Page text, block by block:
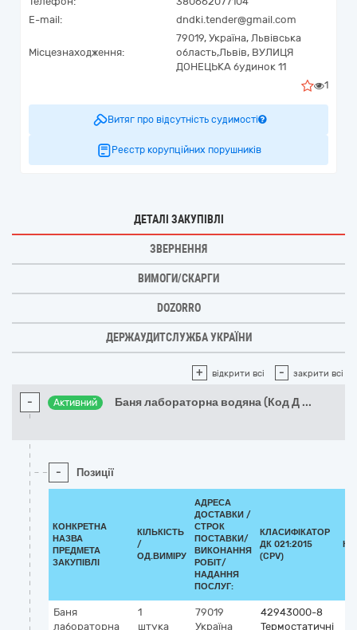
E-mail:
dndki.tender@gmail.com
Місцезнаходження:
79019, Україна, Львівська
область,Львів, ВУЛИЦЯ
ДОНЕЦЬКА будинок 11
1
Витяг про відсутність судимості
Реєстр корупційних порушників
ДЕТАЛІ ЗАКУПІВЛІ
ЗВЕРНЕННЯ
ВИМОГИ/СКАРГИ
DOZORRO
ДЕРЖАУДИТСЛУЖБА УКРАЇНИ
+ відкрити всі - закрити всі
- Активний Баня лабораторна водяна (Код Д ...
- Позиції
КОНКРЕТНА
НАЗВА
ПРЕДМЕТА
ЗАКУПІВЛІ
КІЛЬКІСТЬ
/
ОД.ВИМІРУ
АДРЕСА
ДОСТАВКИ /
СТРОК
ПОСТАВКИ/
ВИКОНАННЯ
РОБІТ/
НАДАННЯ
ПОСЛУГ:
КЛАСИФІКАТОР
ДК 021:2015
(CPV)
Баня
лабораторна
1
штука
79019
Україна
42943000-8
Термостатичні